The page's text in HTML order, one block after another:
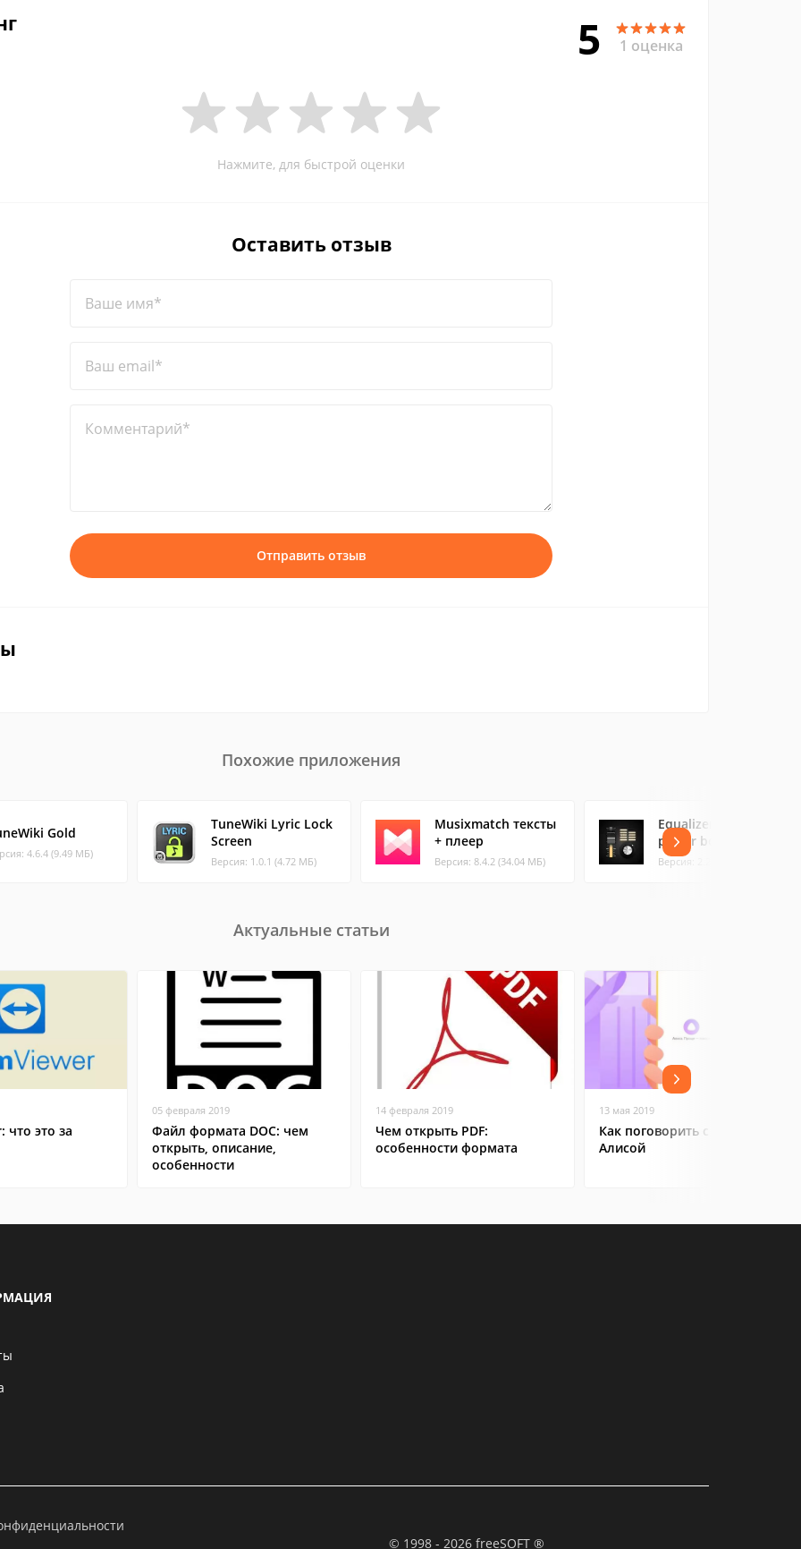
5 1 оценка
Нажмите, для быстрой оценки
Оставить отзыв
Ваше имя*
Ваш email*
Комментарий*
Отправить отзыв
Похожие приложения
Gold
4.6.4 (9.49 МБ)
TuneWiki Lyric Lock
Screen
Версия: 1.0.1 (4.72 МБ)
Musixmatch тексты
+ плеер
Версия: 8.4.2 (34.04 МБ)
Equalizer music
player booster
Версия: 2.28.02 (43.15 МБ)
Актуальные статьи
что это за
05 февраля 2019
Файл формата DOC: чем
открыть, описание,
особенности
14 февраля 2019
Чем открыть PDF:
особенности формата
13 мая 2019
Как поговорить с Яндекс
Алисой
© 1998 - 2026 freeSOFT ®